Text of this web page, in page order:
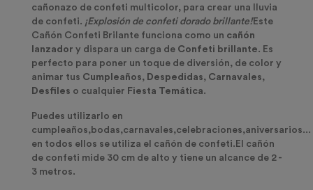
cañonazo de confeti multicolor, para crear una lluvia
de confeti. ¡Explosión de confeti dorado brillante!Este
Cañón Confeti Brilante funciona como un cañón
lanzador y dispara un carga de Confeti brillante. Es
perfecto para poner un toque de diversión, de color y
animar tus Cumpleaños, Despedidas, Carnavales,
Desfiles o cualquier Fiesta Temática.
Puedes utilizarlo en
cumpleaños,bodas,carnavales,celebraciones,aniversarios...
en todos ellos se utiliza el cañón de confeti.El cañón
de confeti mide 30 cm de alto y tiene un alcance de 2 -
3 metros.